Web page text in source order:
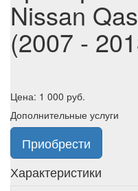
Nissan
(2007 -
Цена: 1 000 руб.
Дополнительные услуги
Приобрести
Характеристики